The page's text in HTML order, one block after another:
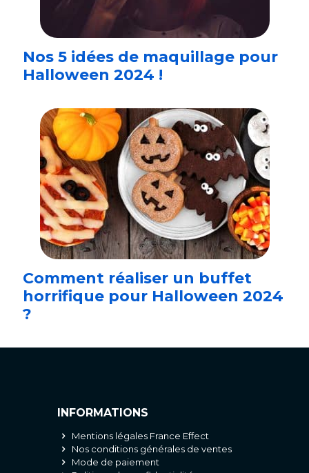
Nos 5 idées de maquillage pour
Halloween 2024 !
Comment réaliser un buffet
horrifique pour Halloween 2024
?
INFORMATIONS
Mentions légales France Effect
Nos conditions générales de ventes
Mode de paiement